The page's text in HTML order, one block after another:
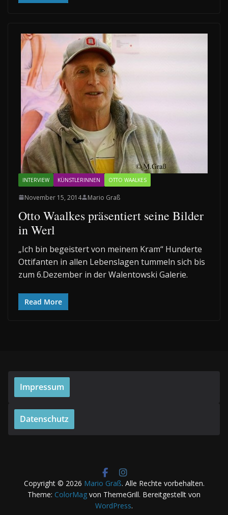
INTERVIEW KÜNSTLERINNEN OTTO WAALKES
November 15, 2014 Mario Graß
Otto Waalkes präsentiert seine Bilder
in Werl
„Ich bin begeistert von meinem Kram“ Hunderte
Ottifanten in allen Lebenslagen tummeln sich bis
zum 6.Dezember in der Walentowski Galerie.
Read More
Impressum
Datenschutz
Copyright © 2026 Mario Graß. Alle Rechte vorbehalten.
Theme: ColorMag von ThemeGrill. Bereitgestellt von
WordPress.